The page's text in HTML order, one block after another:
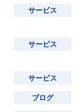
サービス
サービス
サービス
ブログ